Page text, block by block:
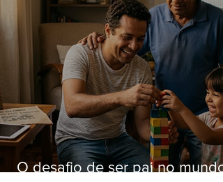
O desafio de ser pai no mundo